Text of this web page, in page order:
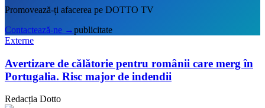
Promovează-ți afacerea pe DOTTO TV
Contactează-ne →publicitate
Externe
Avertizare de călătorie pentru românii care merg în
Portugalia. Risc major de indendii
Redacția Dotto